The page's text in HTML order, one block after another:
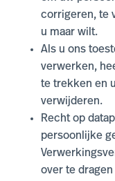
corrigeren, te
u maar wilt.
Als u ons
verwerken,
te trekken en
verwijderen.
Recht op
persoonlijke
over te